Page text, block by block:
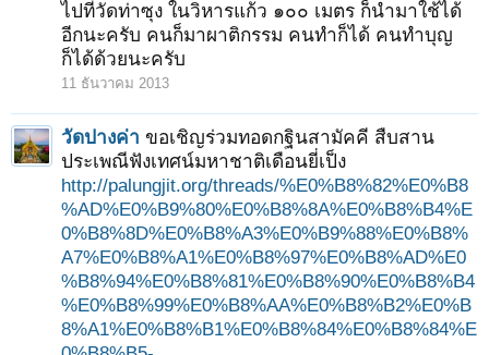
ไปที่วัดท่าซุง ในวิหารแก้ว ๑๐๐ เมตร ก็นำมาใช้ได้
อีกนะครับ คนก็มาผาติกรรม คนทำก็ได้ คนทำบุญ
ก็ได้ด้วยนะครับ
11 ธันวาคม 2013
วัดปางค่า ขอเชิญร่วมทอดกฐินสามัคคี สืบสาน
ประเพณีฟังเทศน์มหาชาติเดือนยี่เป็ง
http://palungjit.org/threads/%E0%B8%82%E0%B8
%AD%E0%B9%80%E0%B8%8A%E0%B8%B4%E
0%B8%8D%E0%B8%A3%E0%B9%88%E0%B8%
A7%E0%B8%A1%E0%B8%97%E0%B8%AD%E0
%B8%94%E0%B8%81%E0%B8%90%E0%B8%B4
%E0%B8%99%E0%B8%AA%E0%B8%B2%E0%B
8%A1%E0%B8%B1%E0%B8%84%E0%B8%84%E